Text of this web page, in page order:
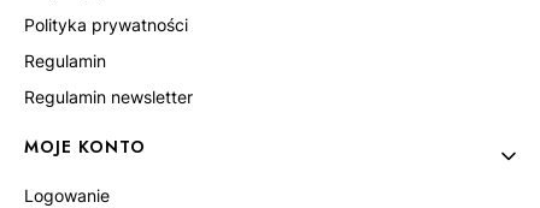
Polityka prywatności
Regulamin
Regulamin newsletter
MOJE KONTO
Logowanie